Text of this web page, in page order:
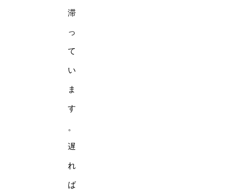
滞
っ
て
い
ま
す
。
遅
れ
ば